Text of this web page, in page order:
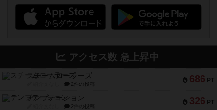
アクセス数 急上昇中
686 PT
スチームローラーズ
2件の投稿
326 PT
テンプテーション
2件の投稿